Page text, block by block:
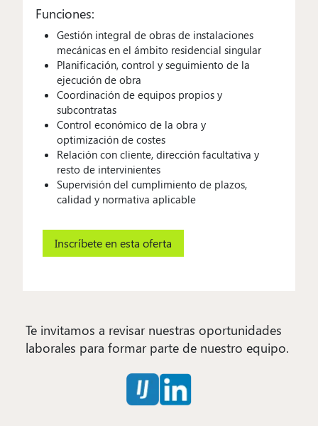
Funciones:
Gestión integral de obras de instalaciones
mecánicas en el ámbito residencial singular
Planificación, control y seguimiento de la
ejecución de obra
Coordinación de equipos propios y
subcontratas
Control económico de la obra y
optimización de costes
Relación con cliente, dirección facultativa y
resto de intervinientes
Supervisión del cumplimiento de plazos,
calidad y normativa aplicable
Inscríbete en esta oferta
Te invitamos a revisar nuestras oportunidades
laborales para formar parte de nuestro equipo.